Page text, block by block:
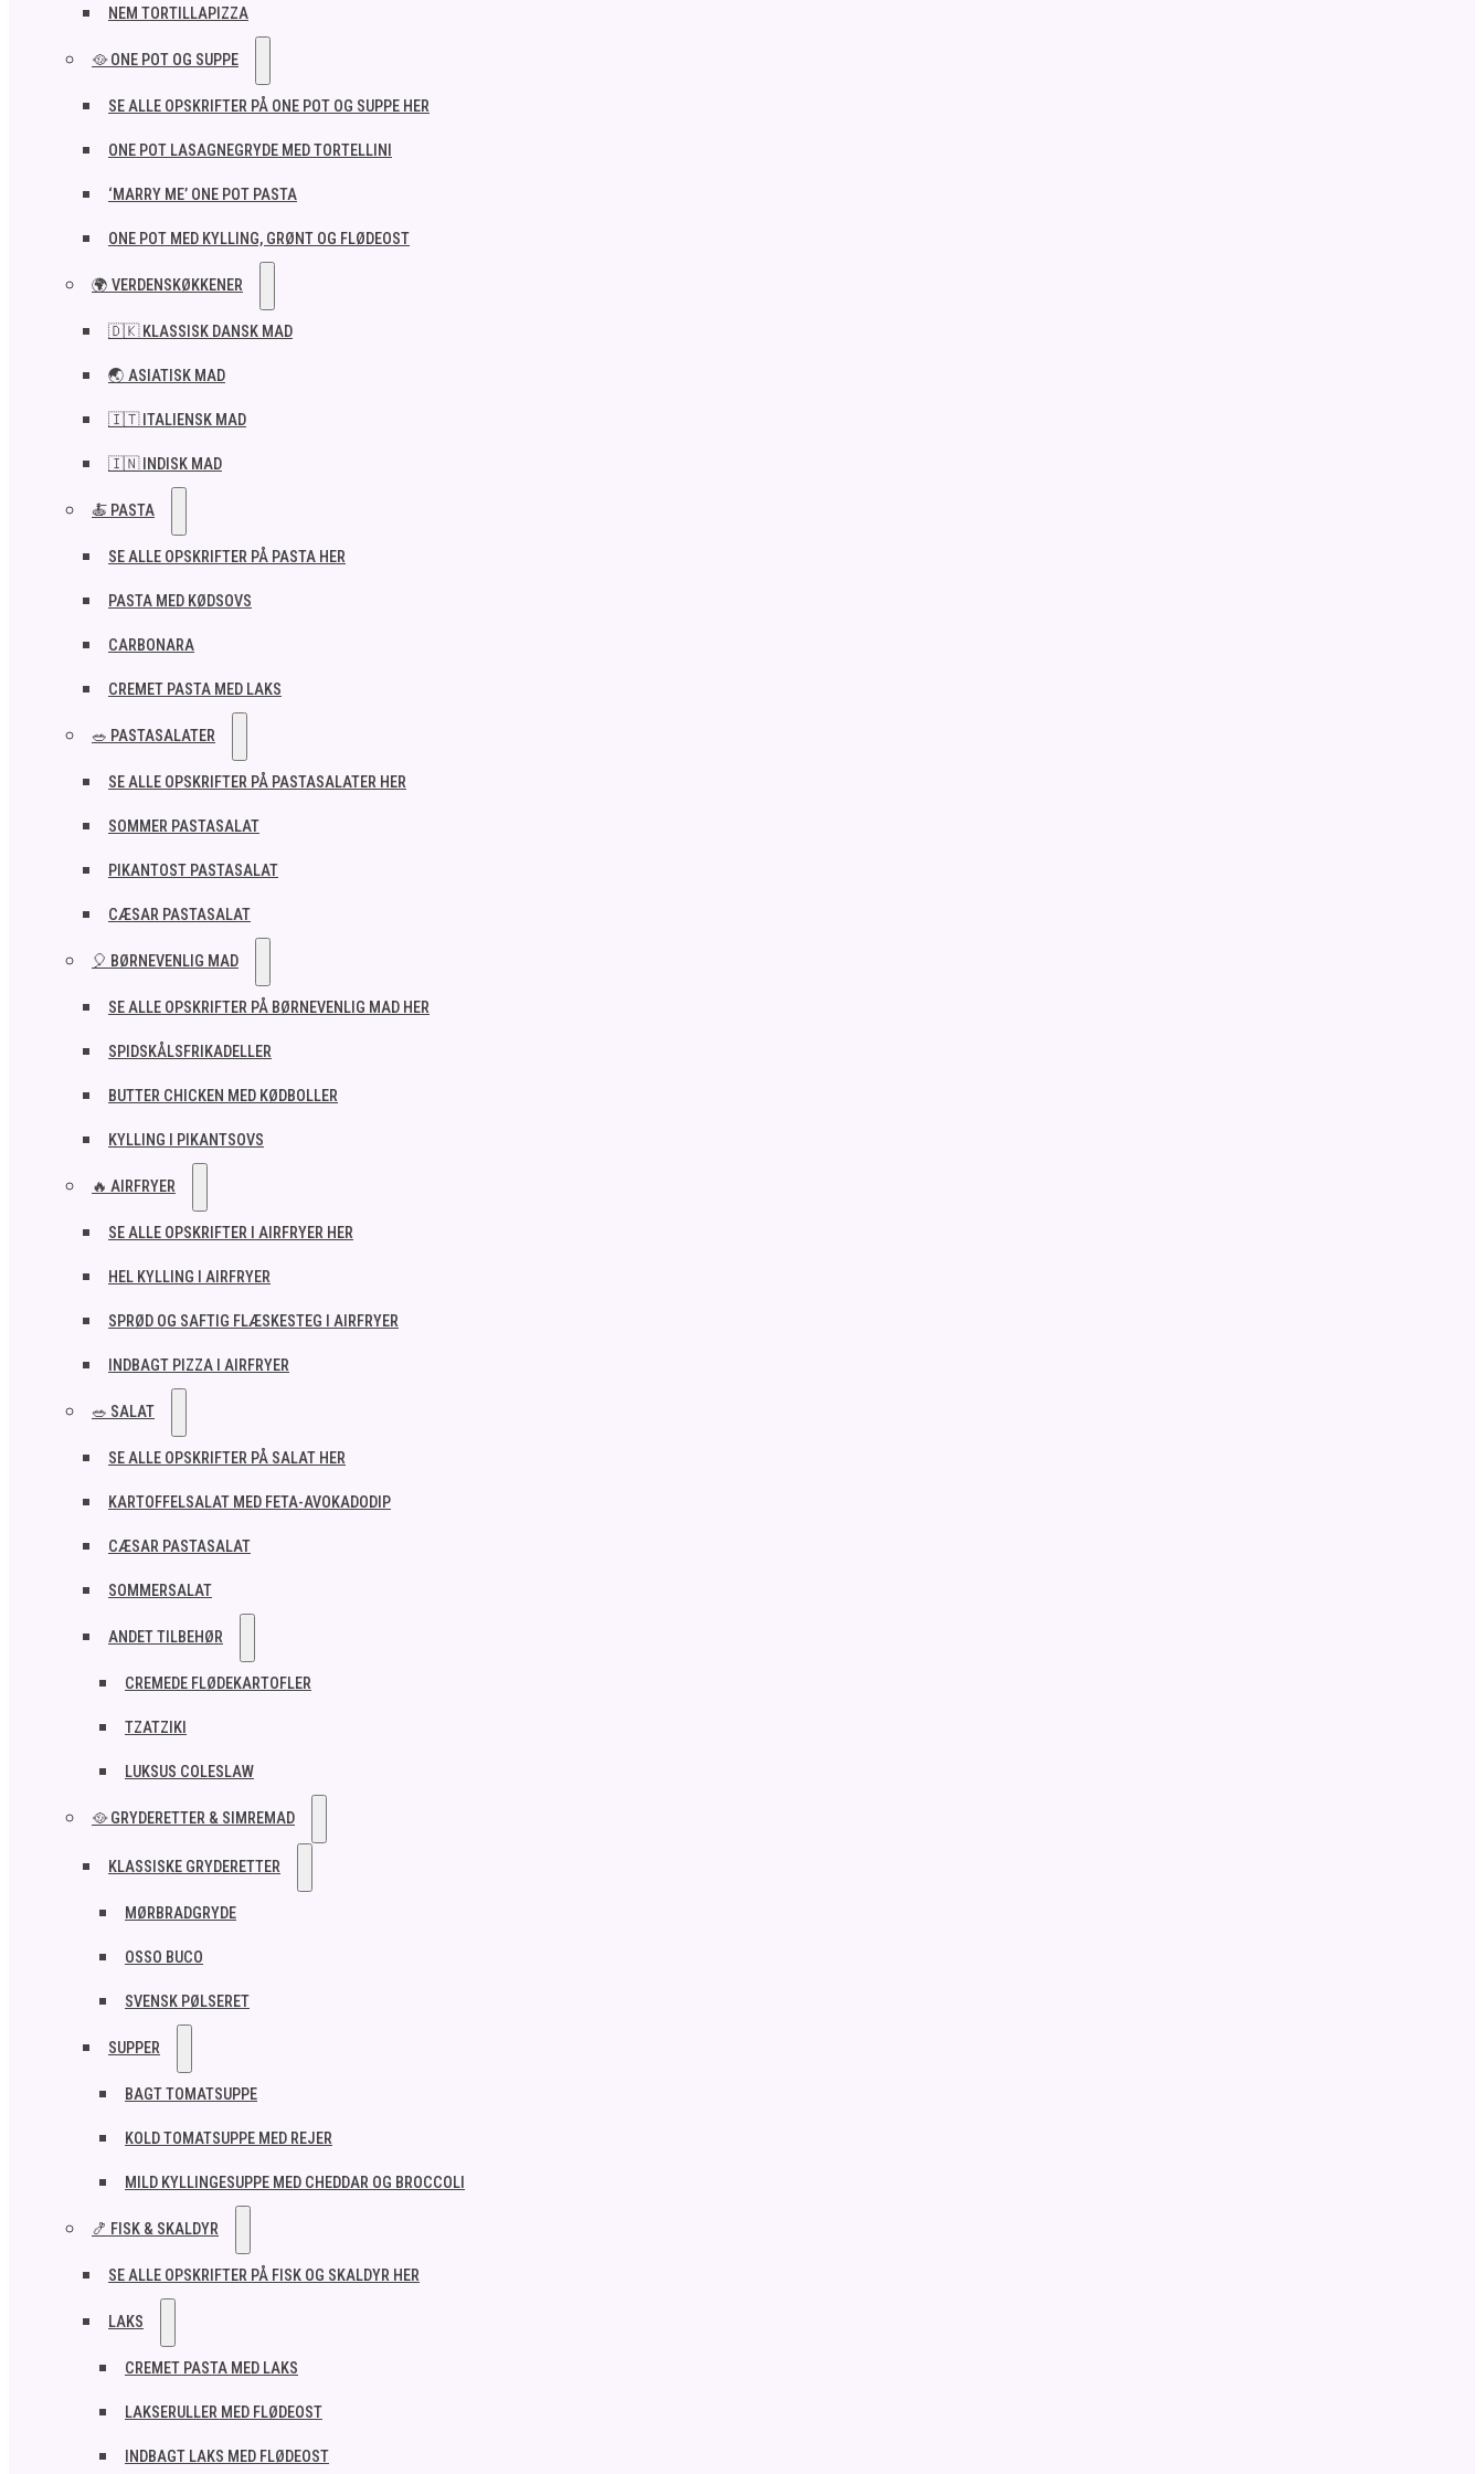
NEM TORTILLAPIZZA
🥘 ONE POT OG SUPPE
SE ALLE OPSKRIFTER PÅ ONE POT OG SUPPE HER
ONE POT LASAGNEGRYDE MED TORTELLINI
‘MARRY ME’ ONE POT PASTA
ONE POT MED KYLLING, GRØNT OG FLØDEOST
🌍 VERDENSKØKKENER
🇩🇰 KLASSISK DANSK MAD
🌏 ASIATISK MAD
🇮🇹 ITALIENSK MAD​
🇮🇳 INDISK MAD​
🍝 PASTA
SE ALLE OPSKRIFTER PÅ PASTA HER
PASTA MED KØDSOVS
CARBONARA
CREMET PASTA MED LAKS
🥗 PASTASALATER
SE ALLE OPSKRIFTER PÅ PASTASALATER HER
SOMMER PASTASALAT
PIKANTOST PASTASALAT
CÆSAR PASTASALAT
🎈 BØRNEVENLIG MAD
SE ALLE OPSKRIFTER PÅ BØRNEVENLIG MAD HER
SPIDSKÅLSFRIKADELLER
BUTTER CHICKEN MED KØDBOLLER
KYLLING I PIKANTSOVS
🔥 AIRFRYER
SE ALLE OPSKRIFTER I AIRFRYER HER
HEL KYLLING I AIRFRYER
SPRØD OG SAFTIG FLÆSKESTEG I AIRFRYER
INDBAGT PIZZA I AIRFRYER
🥗 SALAT
SE ALLE OPSKRIFTER PÅ SALAT HER
KARTOFFELSALAT MED FETA-AVOKADODIP
CÆSAR PASTASALAT
SOMMERSALAT
ANDET TILBEHØR
CREMEDE FLØDEKARTOFLER
TZATZIKI
LUKSUS COLESLAW
🥘 GRYDERETTER & SIMREMAD
KLASSISKE GRYDERETTER
MØRBRADGRYDE
OSSO BUCO
SVENSK PØLSERET
SUPPER
BAGT TOMATSUPPE
KOLD TOMATSUPPE MED REJER
MILD KYLLINGESUPPE MED CHEDDAR OG BROCCOLI
🍤 FISK & SKALDYR
SE ALLE OPSKRIFTER PÅ FISK OG SKALDYR HER
LAKS
CREMET PASTA MED LAKS
LAKSERULLER MED FLØDEOST
INDBAGT LAKS MED FLØDEOST